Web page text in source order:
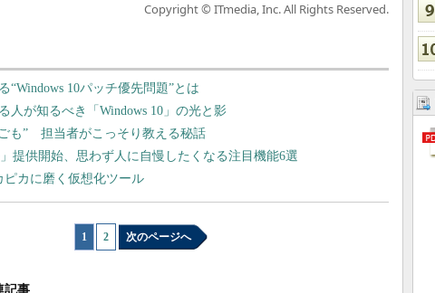
Copyright © ITmedia, Inc. All Rights Reserved.
“Windows 10パッチ優先問題”とは
人が知るべき「Windows 10」の光と影
ごも” 担当者がこっそり教える秘話
」提供開始、思わず人に自慢したくなる注目機能6選
ピカに磨く仮想化ツール
1 2 次のページへ